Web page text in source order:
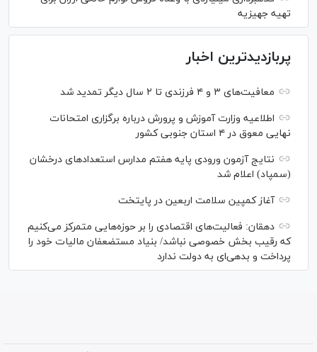
تهیه جهیزیه
پربازدیدترین اخبار
معافیت‌های ۳ و ۴ فرزندی تا ۲ سال دیگر تمدید شد
اطلاعیه وزارت آموزش و پرورش درباره برگزاری امتحانات
نهایی معوق در ۴ استان جنوبی کشور
نتایج آزمون ورودی پایه هفتم مدارس استعدادهای درخشان
(سمپاد) اعلام شد
آغاز کمپین سلامت اربعین در پایتخت
دهقان: فعالیت‌های اقتصادی را بر حوزه‌هایی متمرکز می‌کنیم
که رقیب بخش خصوصی نباشد/ بنیاد مستضعفان مالیات خود را
پرداخت و بدهی‌ای به دولت ندارد